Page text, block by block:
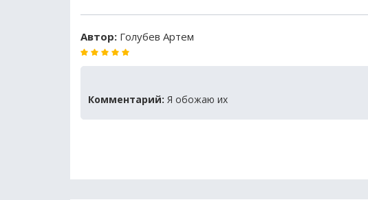
Автор: Голубев Артем
Комментарий: Я обожаю их